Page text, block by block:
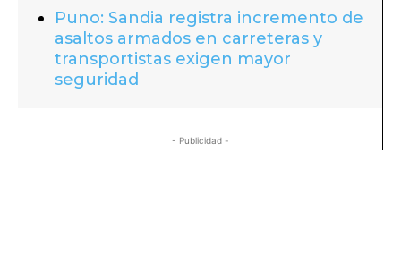
Puno: Sandia registra incremento de
asaltos armados en carreteras y
transportistas exigen mayor
seguridad
- Publicidad -